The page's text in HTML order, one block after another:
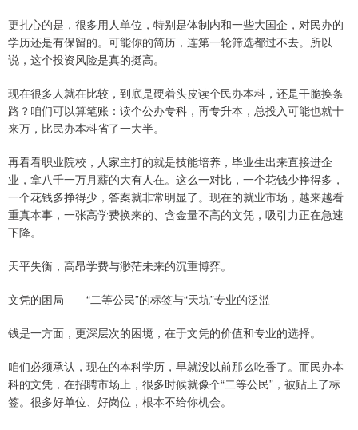
更扎心的是，很多用人单位，特别是体制内和一些大国企，对民办的
学历还是有保留的。可能你的简历，连第一轮筛选都过不去。所以
说，这个投资风险是真的挺高。
现在很多人就在比较，到底是硬着头皮读个民办本科，还是干脆换条
路？咱们可以算笔账：读个公办专科，再专升本，总投入可能也就十
来万，比民办本科省了一大半。
再看看职业院校，人家主打的就是技能培养，毕业生出来直接进企
业，拿八千一万月薪的大有人在。这么一对比，一个花钱少挣得多，
一个花钱多挣得少，答案就非常明显了。现在的就业市场，越来越看
重真本事，一张高学费换来的、含金量不高的文凭，吸引力正在急速
下降。
天平失衡，高昂学费与渺茫未来的沉重博弈。
文凭的困局——“二等公民”的标签与“天坑”专业的泛滥
钱是一方面，更深层次的困境，在于文凭的价值和专业的选择。
咱们必须承认，现在的本科学历，早就没以前那么吃香了。而民办本
科的文凭，在招聘市场上，很多时候就像个“二等公民”，被贴上了标
签。很多好单位、好岗位，根本不给你机会。